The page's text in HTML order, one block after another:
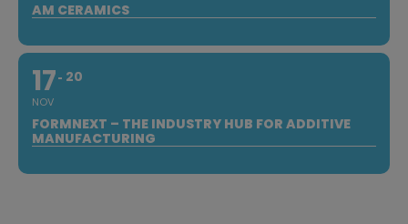
AM CERAMICS
17
NOV
20
FORMNEXT – THE INDUSTRY HUB FOR ADDITIVE
MANUFACTURING